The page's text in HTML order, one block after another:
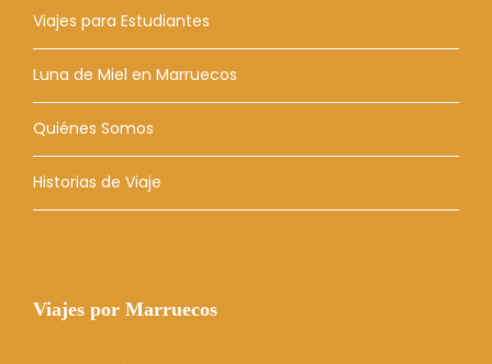
Viajes para Estudiantes
Luna de Miel en Marruecos
Quiénes Somos
Historias de Viaje
Viajes por Marruecos